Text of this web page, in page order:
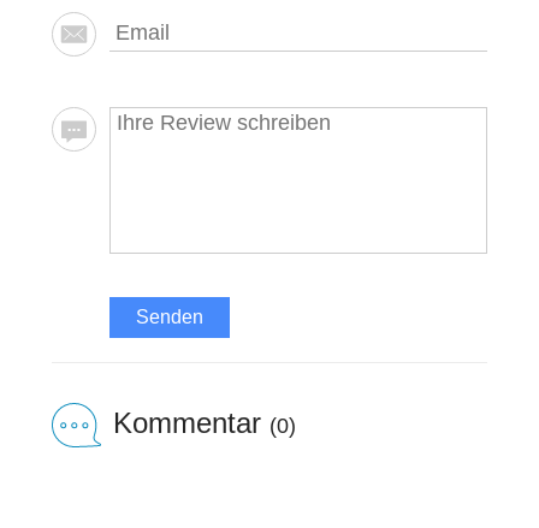
Senden
Kommentar (0)